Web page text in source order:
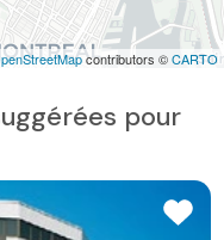
contributors ©CARTO
pour